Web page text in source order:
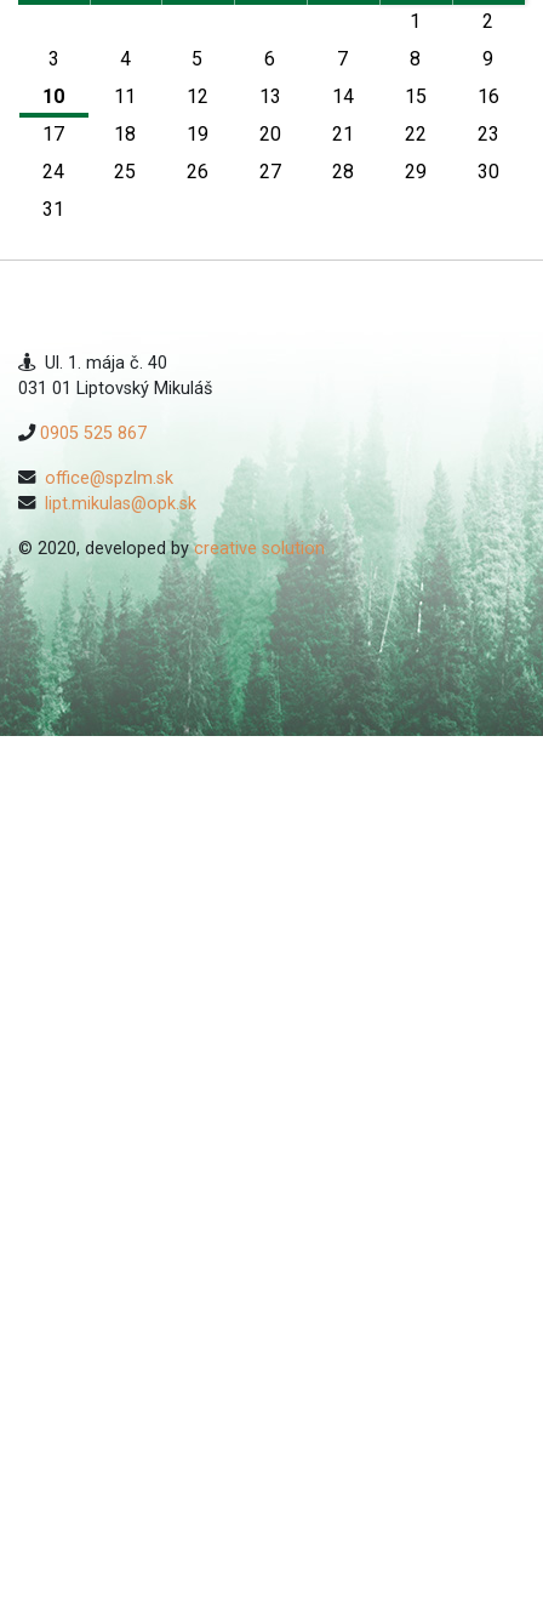
1
2
3
4 5 6 7 8
9
10
11 12 13 14 15
16
17
18 19 20 21 22
23
24
25 26 27 28 29
30
31
Ul. 1. mája č. 40
031 01 Liptovský Mikuláš
0905 525 867
office@spzlm.sk
lipt.mikulas@opk.sk
© 2020, developed bycreative solution